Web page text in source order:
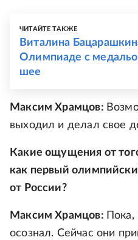
ЧИТАЙТЕ ТАКЖЕ
Виталина
Олимпиаде с
шее
Максим Храмцов:
выходил и делал свое
Какие ощущения от
как первый
от России?
Максим Храмцов:
осознал. Сейчас они